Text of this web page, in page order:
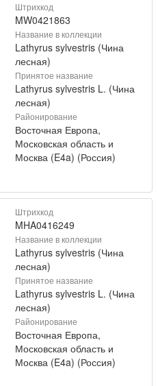
Штрихкод
MW0421863
Название в коллекции
Lathyrus sylvestris (Чина
лесная)
Принятое название
Lathyrus sylvestris L. (Чина
лесная)
Районирование
Восточная Европа,
Московская область и
Москва (E4a) (Россия)
Штрихкод
MHA0416249
Название в коллекции
Lathyrus sylvestris (Чина
лесная)
Принятое название
Lathyrus sylvestris L. (Чина
лесная)
Районирование
Восточная Европа,
Московская область и
Москва (E4a) (Россия)